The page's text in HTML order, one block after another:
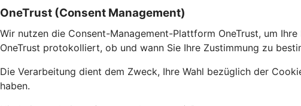
OneTrust (Consent Management)
Wir nutzen die Consent-Management-Plattform OneTrust, um
OneTrust protokolliert, ob und wann Sie Ihre Zustimmung zu
Die Verarbeitung dient dem Zweck, Ihre Wahl bezüglich der
haben.